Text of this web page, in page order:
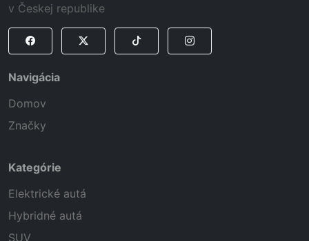
v Českej republike
Navigácia
Domov
Značky
Kategórie
Elektrické autá
Hybridné autá
SUV